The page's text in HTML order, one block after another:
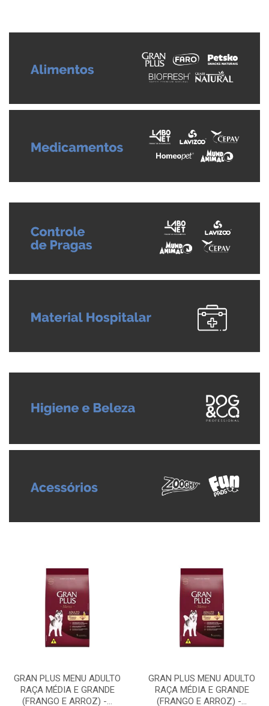
GRAN PLUS MENU ADULTO
RAÇA MÉDIA E GRANDE
(FRANGO E ARROZ) -...
GRAN PLUS MENU ADULTO
RAÇA MÉDIA E GRANDE
(FRANGO E ARROZ) -...